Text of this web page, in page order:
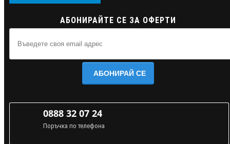
АБОНИРАЙТЕ СЕ ЗА ОФЕРТИ
АБОНИРАЙ СЕ
0888 32 07 24
Поръчка по телефона